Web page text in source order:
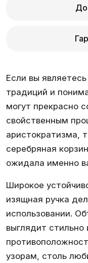
Если вы
традиций и
могут прекрасно
свойственным
аристократизма,
серебряная
ожидала именно
Широкое
изящная ручка
использовании.
выглядит стильно
узорам, столь